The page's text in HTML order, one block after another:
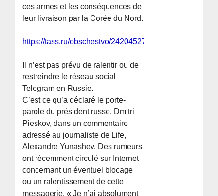
ces armes et les conséquences de
leur livraison par la Corée du Nord.
https://tass.ru/obschestvo/24204527
Il n’est pas prévu de ralentir ou de
restreindre le réseau social
Telegram en Russie.
C’est ce qu’a déclaré le porte-
parole du président russe, Dmitri
Pieskov, dans un commentaire
adressé au journaliste de Life,
Alexandre Yunashev. Des rumeurs
ont récemment circulé sur Internet
concernant un éventuel blocage
ou un ralentissement de cette
messagerie. « Je n’ai absolument